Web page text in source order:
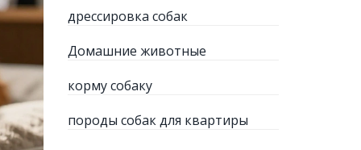
дрессировка собак
Домашние животные
корму собаку
породы собак для квартиры